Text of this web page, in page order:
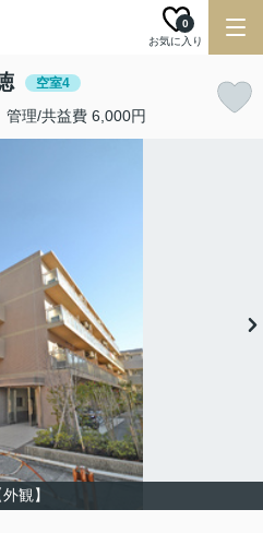
お気に入り
0
空室4
管理/共益費 6,000円
外観】